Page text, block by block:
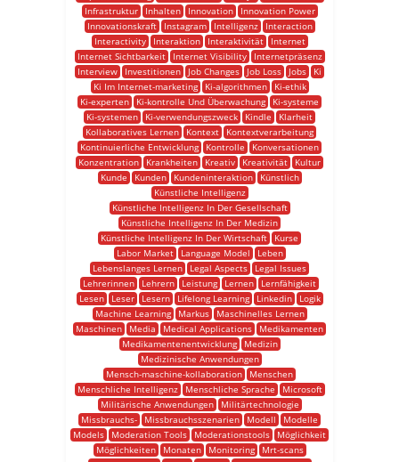
Infrastruktur
Inhalten Innovation
Innovation Power
Innovationskraft
Instagram Intelligenz
Interaction
Interactivity
Interaktion Interaktivität
Internet
Internet Sichtbarkeit
Internet Visibility
Internetpräsenz
Interview
Investitionen Job Changes Job Loss Jobs
Ki
Ki Im Internet-marketing
Ki-algorithmen
Ki-ethik
Ki-experten
Ki-kontrolle Und Überwachung
Ki-systeme
Ki-systemen
Ki-verwendungszweck Kindle
Klarheit
Kollaboratives Lernen
Kontext
Kontextverarbeitung
Kontinuierliche Entwicklung
Kontrolle
Konversationen
Konzentration
Krankheiten Kreativ Kreativität
Kultur
Kunde
Kunden Kundeninteraktion
Künstlich
Künstliche Intelligenz
Künstliche Intelligenz In Der Gesellschaft
Künstliche Intelligenz In Der Medizin
Künstliche Intelligenz In Der Wirtschaft
Kurse
Labor Market
Language Model
Leben
Lebenslanges Lernen
Legal Aspects
Legal Issues
Lehrerinnen
Lehrern Leistung Lernen
Lernfähigkeit
Lesen
Leser Lesern Lifelong Learning Linkedin
Logik
Machine Learning
Markus
Maschinelles Lernen
Maschinen
Media Medical Applications
Medikamenten
Medikamentenentwicklung
Medizin
Medizinische Anwendungen
Mensch-maschine-kollaboration
Menschen
Menschliche Intelligenz
Menschliche Sprache
Microsoft
Militärische Anwendungen
Militärtechnologie
Missbrauchs-
Missbrauchsszenarien Modell
Modelle
Models
Moderation Tools Moderationstools
Möglichkeit
Möglichkeiten
Monaten Monitoring
Mrt-scans